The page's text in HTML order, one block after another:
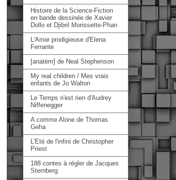
Histoire de la Science-Fiction
en bande dessinée de Xavier
Dollo et Djibril Morissette-Phan
L'Amie prodigieuse d'Elena
Ferrante
[anatèm] de Neal Stephenson
My real children / Mes vrais
enfants de Jo Walton
Le Temps n'est rien d'Audrey
Niffenegger
A comme Alone de Thomas
Geha
L'Eté de l'infini de Christopher
Priest
188 contes à régler de Jacques
Sternberg